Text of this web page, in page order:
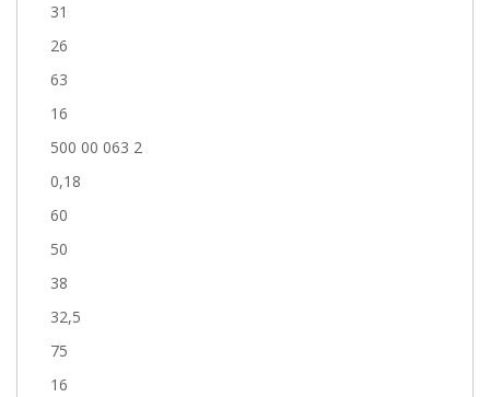
31
26
63
16
500 00 063 2
0,18
60
50
38
32,5
75
16